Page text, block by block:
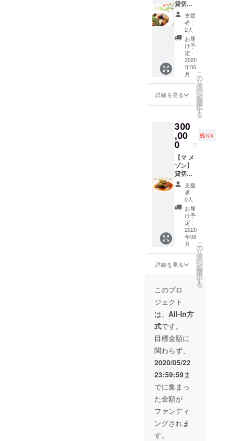
コフェ
イシャ
ルエス
テ+フッ
トマッ
サージ
（120
分） お
顔を触
るだけ
で、全
身が緩
蘇らせ
ます！
2020年
6月から
9月まで
の双方
の都合
を合わ
せた時
間で、
日程は
個別に
対応し
ます。
店舗住
所 静岡
県静岡
市駿河
16 駐
車場完
備 ※店
舗まで
の交通
費はご
負担い
ただき
ます。
女、問
いませ
ん。 ・
就職活
動に欠
かせな
い自己
アピー
ル写真
・還
暦・喜
寿・米
寿・金
婚式な
祝いの
プレゼ
ントに
も最適
マ メゾ
ンをス
タジオ
にして
全館貸
切撮
影！駐
車場完
備。 ※
撮影対
象者は2
名まで
とさせ
ていた
だきま
す。
（ご家
族写真
はお受
けしま
す）
2020年
5月から
9月まで
の都合
を合わ
せた時
間で、
日程は
担当者
が個別
に対応
しま
す。 店
貸切り
パー
ティー
券】 一
軒家を
贅沢に
貸し
切っ
て、プ
ライ
ベート
パー
ティー
！（2時
6名～20
名まで
利用可
能。 人
数に合
わせ
て、料
理のグ
レード
設定さ
せてい
ただき
ます。
6名～10
15,000
円相当
（コー
ス料
理） 11
名～15
名
10,000
円相当
（コー
ス料
理） 16
名～20
名
5,000円
相当
（ビュ
ッフェ
料理）
フリー
ドリン
ク2時間
（3000
支援
者：
2人
お届
け予
定：
2020
年06
月
詳細を見る
こ
の
リ
タ
ー
ン
を
選
択
す
る
300
,00
0 円
残り3
【マ メ
ゾン】
貸切り
パー
ティ30
名様
フレン
チフル
コース
（通常
12,000
円）＆
フリー
ドリン
ク（通
常3,000
円） 静
岡の旬
の食材
と、世
界の一
流の食
材を組
み合わ
せた珠
玉の一
皿一皿
を堪能
できる
スペ
シャル
コー
ス！
※30名様
支援
者：
0人
お届
け予
定：
2020
年06
月
詳細を見る
こ
の
リ
タ
ー
ン
を
選
択
す
る
このプロ
ジェクト
は、 All-In方
式です。
目標金額に
関わらず、
2020/05/22
23:59:59ま
でに集まっ
た金額が
ファンディ
ングされま
す。